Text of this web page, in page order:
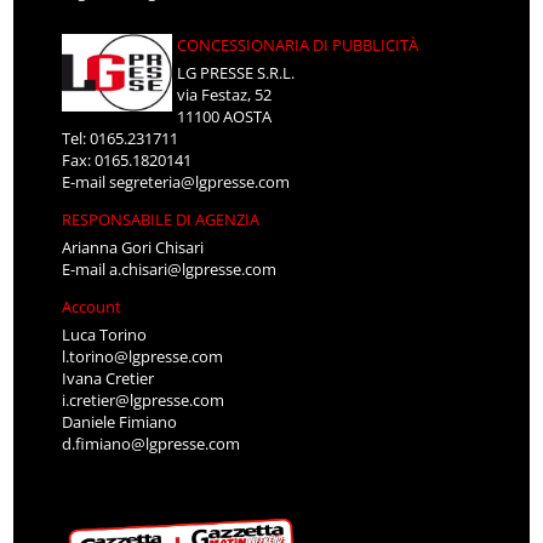
CONCESSIONARIA DI PUBBLICITÀ
LG PRESSE S.R.L.
via Festaz, 52
11100 AOSTA
Tel: 0165.231711
Fax: 0165.1820141
E-mailsegreteria@lgpresse.com
RESPONSABILE DI AGENZIA
Arianna Gori Chisari
E-maila.chisari@lgpresse.com
Account
Luca Torino
l.torino@lgpresse.com
Ivana Cretier
i.cretier@lgpresse.com
Daniele Fimiano
d.fimiano@lgpresse.com